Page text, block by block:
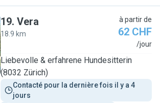
19. Vera
18.9 km
à partir de
62 CHF
/jour
Liebevolle & erfahrene Hundesitterin
(8032 Zürich)
Contacté pour la dernière fois il y a 4
jours